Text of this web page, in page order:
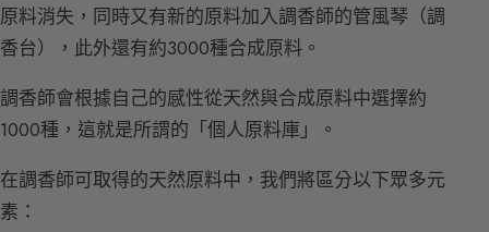
原料消失，同時又有新的原料加入調香師的管風琴（調
香台），此外還有約3000種合成原料。
調香師會根據自己的感性從天然與合成原料中選擇約
1000種，這就是所謂的「個人原料庫」。
在調香師可取得的天然原料中，我們將區分以下眾多元
素：